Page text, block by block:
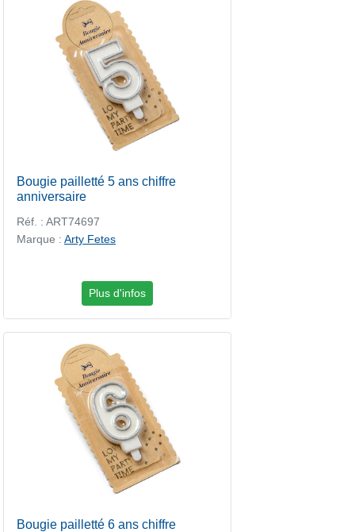
Bougie pailletté 5 ans chiffre
anniversaire
Réf. : ART74697
Marque : Arty Fetes
Plus d'infos
Bougie pailletté 6 ans chiffre